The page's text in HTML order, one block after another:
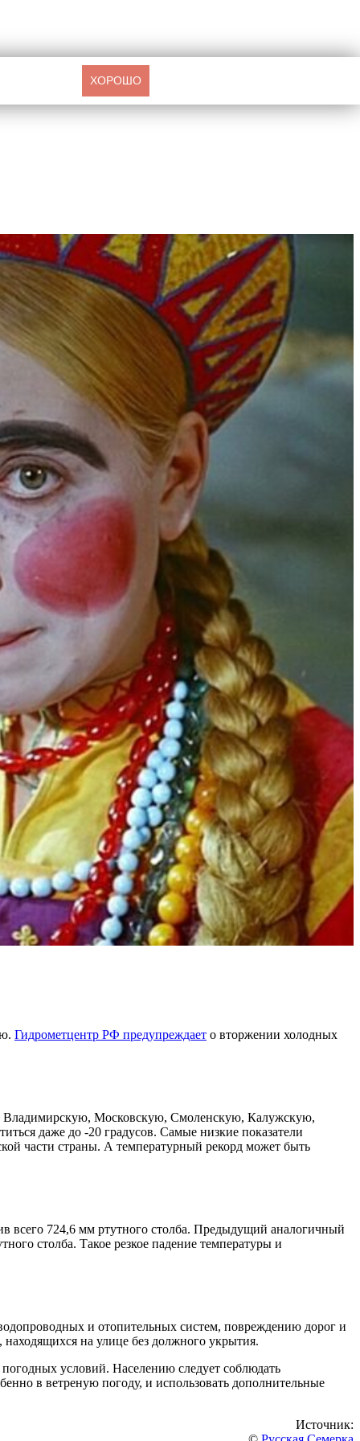
Гидрометцентр РФ предупреждает о вторжении холодных
Владимирскую, Московскую, Смоленскую, Калужскую,
даже до -20 градусов. Самые низкие показатели
части страны. А температурный рекорд может быть
всего 724,6 мм ртутного столба. Предыдущий аналогичный
столба. Такое резкое падение температуры и
и отопительных систем, повреждению дорог и
на улице без должного укрытия.
условий. Населению следует соблюдать
в ветреную погоду, и использовать дополнительные
Источник:
ХОРОШО